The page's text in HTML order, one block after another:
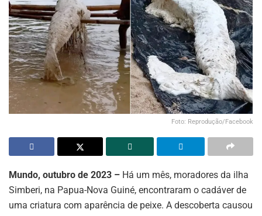
Foto: Reprodução/Facebook
Mundo, outubro de 2023 – Há um mês, moradores da ilha
Simberi, na Papua-Nova Guiné, encontraram o cadáver de
uma criatura com aparência de peixe. A descoberta causou